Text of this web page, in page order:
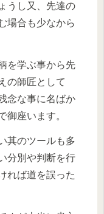
うし又、先達の
場合も少なから
を学ぶ事から先
の師匠として
念な事に名ばか
御座います。
其のツールも多
分別や判断を行
れば道を誤った